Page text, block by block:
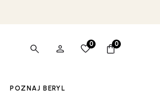
0 0
POZNAJ BERYL